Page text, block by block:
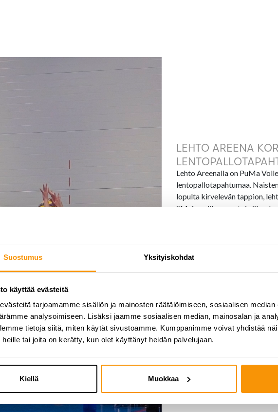
Suostumus Yksityiskohdat
käyttää evästeitä
tarjoamamme sisällön ja mainosten räätälöimiseen, sosiaalisen
analysoimiseen. Lisäksi jaamme sosiaalisen median, mainosalan ja
tietoja siitä, miten käytät sivustoamme. Kumppanimme voivat yhdistää
heille tai joita on kerätty, kun olet käyttänyt heidän palvelujaan.
Kiellä Muokkaa
LEHTO AREENA
Lehto Areenalla on PuMa
lentopallotapahtumaa.
lopulta kirvelevän tappion,
SM-finaaliturnaus toi
Suomen. ”Molempien
arvoisia ja erityisesti SM-
palautetta. 1-sarjan finaali oli
ihmiselle. En muista, että
paljon yleisöä naisten
Vaikka naisten 1-
näin mahdollisuutta
seurassa käyty.
vaikka takkiin tulikin.
sarjaan verrattuna. Kilpailu
pääkaupunkiseudulla.
ei ole asetettu tavoitetta
asia. Paras tapa kehittää
noudatetaan. Vuoden 2025
kehittäminen”, painottaa